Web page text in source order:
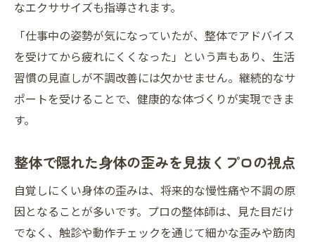
なエクササイズも指導されます。
「仕事中の姿勢が気になっていたが、整体でアドバイス
を受けてから疲れにくくなった」という声もあり、生活
習慣の見直しが不調改善には欠かせません。継続的なサ
ポートを受けることで、健康的な体づくりが実現できま
す。
整体で隠れた身体の歪みを見抜くプロの視点
自覚しにくい身体の歪みは、将来的な慢性痛や不調の原
因となることが多いです。プロの整体師は、見た目だけ
でなく、触診や動作チェックを通じて細かな歪みや筋肉